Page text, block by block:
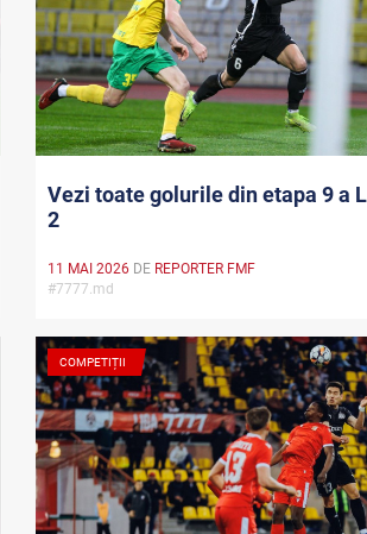
Vezi toate golurile din etapa 9 a
2
11 MAI 2026 DE REPORTER FMF
#7777.md
COMPETIȚII